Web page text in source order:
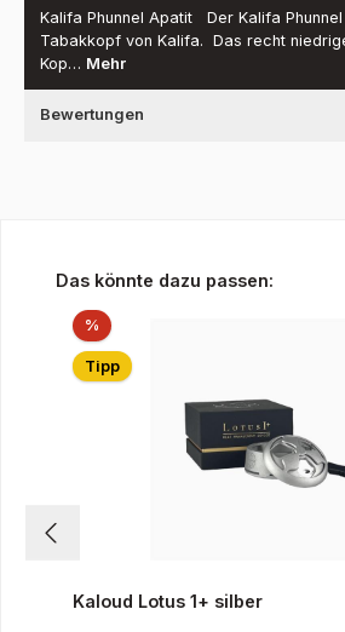
Kalifa Phunnel Apatit Der Kalifa
Tabakkopf von Kalifa. Das recht
Kop… Mehr
Bewertungen
Produktgalerie überspringen
Das könnte dazu passen:
%Rabatt
Tipp
Kaloud Lotus 1+ silber